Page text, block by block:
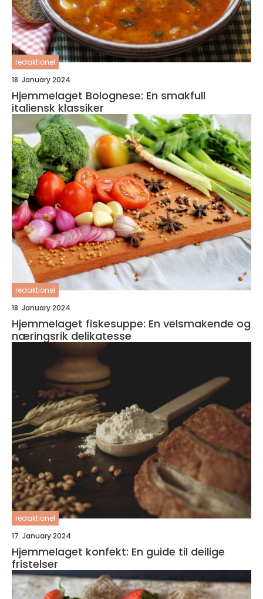
redaktionel
18. January 2024
Hjemmelaget Bolognese: En smakfull
italiensk klassiker
redaktionel
18. January 2024
Hjemmelaget fiskesuppe: En velsmakende og
næringsrik delikatesse
redaktionel
17. January 2024
Hjemmelaget konfekt: En guide til deilige
fristelser